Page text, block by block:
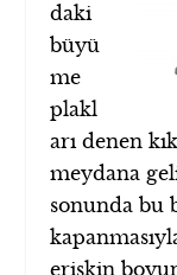
daki
büyü
me
plakl
arı denen
meydana
sonunda bu
erişkin